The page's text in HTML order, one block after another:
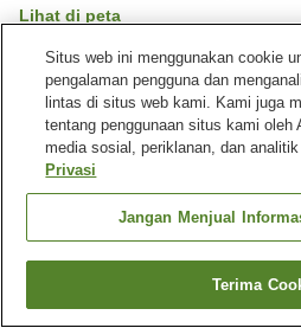
Lihat di peta
Sangat baik Ulasan:2
Fasilitas properti
Lounge
Jepang Osaka Kota
Cari
Situs web ini menggunakan cookie
pengalaman pengguna dan
lintas di situs web kami. Kami juga
tentang penggunaan situs kami oleh
media sosial, periklanan, dan
Privasi
Jangan Menjual
Terima